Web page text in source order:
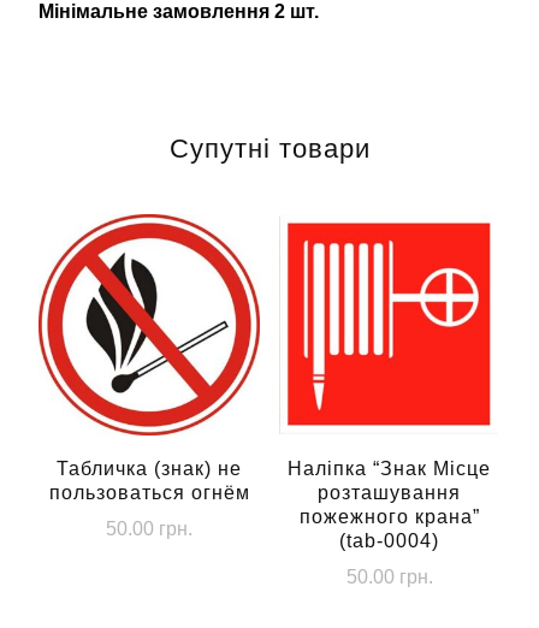
Мінімальне замовлення 2 шт.
Супутні товари
Табличка (знак) не
пользоваться огнём
50.00 грн.
Наліпка “Знак Місце
розташування
пожежного крана”
(tab-0004)
50.00 грн.